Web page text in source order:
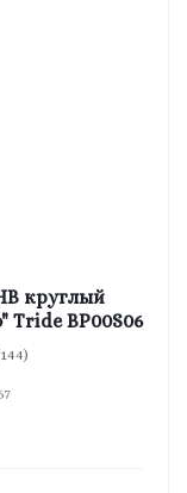
круглый
Tride BP00S06